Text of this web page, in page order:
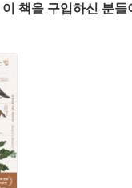
이 책을 구입하신 분